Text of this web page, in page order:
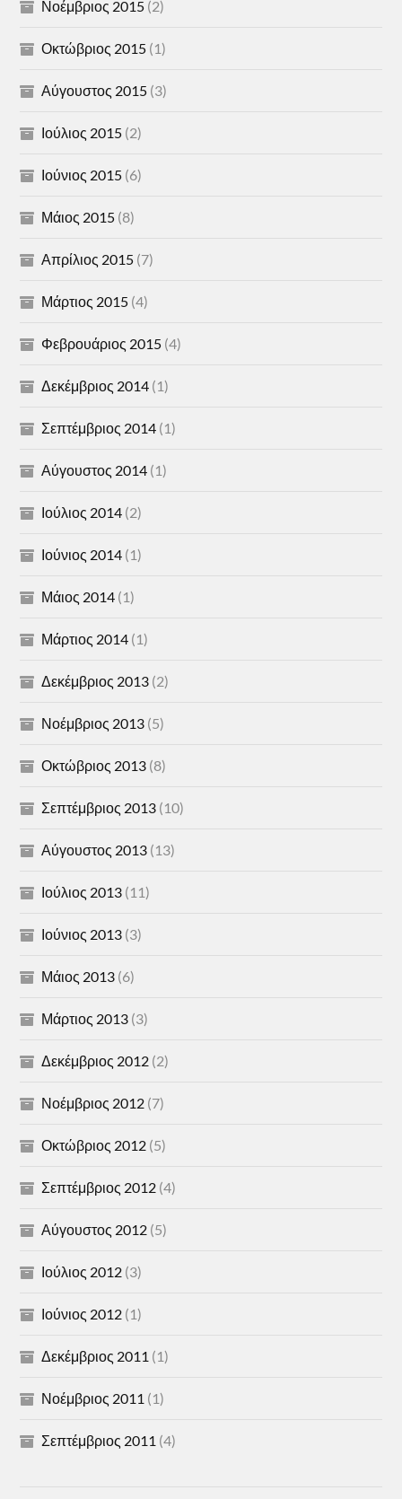
Νοέμβριος 2015 (2)
Οκτώβριος 2015 (1)
Αύγουστος 2015 (3)
Ιούλιος 2015 (2)
Ιούνιος 2015 (6)
Μάιος 2015 (8)
Απρίλιος 2015 (7)
Μάρτιος 2015 (4)
Φεβρουάριος 2015 (4)
Δεκέμβριος 2014 (1)
Σεπτέμβριος 2014 (1)
Αύγουστος 2014 (1)
Ιούλιος 2014 (2)
Ιούνιος 2014 (1)
Μάιος 2014 (1)
Μάρτιος 2014 (1)
Δεκέμβριος 2013 (2)
Νοέμβριος 2013 (5)
Οκτώβριος 2013 (8)
Σεπτέμβριος 2013 (10)
Αύγουστος 2013 (13)
Ιούλιος 2013 (11)
Ιούνιος 2013 (3)
Μάιος 2013 (6)
Μάρτιος 2013 (3)
Δεκέμβριος 2012 (2)
Νοέμβριος 2012 (7)
Οκτώβριος 2012 (5)
Σεπτέμβριος 2012 (4)
Αύγουστος 2012 (5)
Ιούλιος 2012 (3)
Ιούνιος 2012 (1)
Δεκέμβριος 2011 (1)
Νοέμβριος 2011 (1)
Σεπτέμβριος 2011 (4)